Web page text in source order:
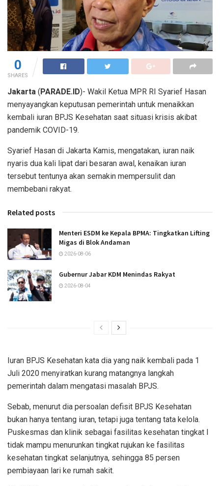
0
SHARES
Jakarta (PARADE.ID)- Wakil Ketua MPR RI Syarief Hasan
menyayangkan keputusan pemerintah untuk menaikkan
kembali iuran BPJS Kesehatan saat situasi krisis akibat
pandemik COVID-19.
Syarief Hasan di Jakarta Kamis, mengatakan, iuran naik
nyaris dua kali lipat dari besaran awal, kenaikan iuran
tersebut tentunya akan semakin mempersulit dan
membebani rakyat.
Related posts
Menteri ESDM ke Kepala BPMA: Tingkatkan Lifting
Migas di Blok Andaman
2026-08-06
Gubernur Jabar KDM Menindas Rakyat
2026-08-04
Iuran BPJS Kesehatan kata dia yang naik kembali pada 1
Juli 2020 menyiratkan kurang matangnya langkah
pemerintah dalam mengatasi masalah BPJS.
Sebab, menurut dia persoalan defisit BPJS Kesehatan
bukan hanya tentang iuran, tetapi juga tentang tata kelola.
Puskesmas dan klinik sebagai fasilitas kesehatan tingkat I
tidak mampu menurunkan tingkat rujukan ke fasilitas
kesehatan tingkat selanjutnya, sehingga 85 persen
pembiayaan lari ke rumah sakit.